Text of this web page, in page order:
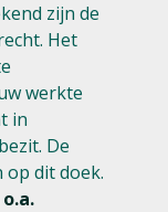
zijn de
Het
werkte
in
De
op dit doek.